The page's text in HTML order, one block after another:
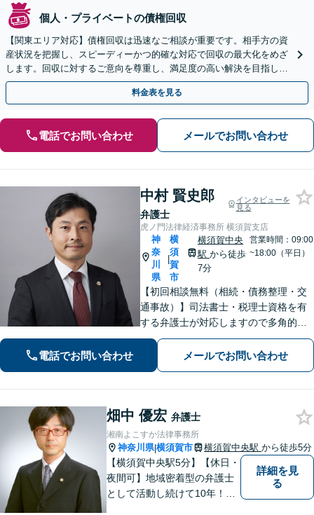
個人・プライベートの債権回収
【関東エリア対応】債権回収は迅速なご相談が重要です。相手方の資
産状況を把握し、スピーディーかつ的確な対応で回収の最大化をめざ
します。回収に対するご意向を尊重し、満足度の高い解決を目指しま
す【休日・夜間相談対応】
料金表を見る
電話でお問い合わせ メールでお問い合わせ
中村 賢史郎
弁護士
インタビューを
見る
虎ノ門法律経済事務所 横須賀支店
神
奈
川
県
|
横
須
賀
市
横須賀中央
駅 から徒歩
7分
営業時間：09:00
~18:00（平日）
【初回相談無料（相続・債務整理・交
通事故）】司法書士・税理士資格を有
する弁護士が対応しますので多角的な
専門知識から問題解決が可能です。各
種士業の所属する創業50年国内最大規
模の法律事務所として質の高いワンス
電話でお問い合わせ メールでお問い合わせ
畑中 優宏 弁護士
湘南よこすか法律事務所
神奈川県|横須賀市 横須賀中央駅 から徒歩5分
【横須賀中央駅5分】【休日・
夜間可】地域密着型の弁護士
として活動し続けて10年！豊
詳細を見
る